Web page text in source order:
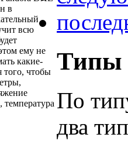
в
всю
ему не
какие-
того, чтобы
температура
Типы
По
два